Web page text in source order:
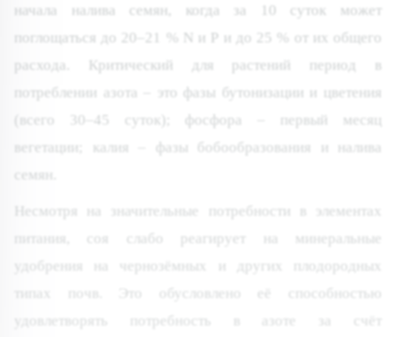
начала налива семян, когда за 10 суток может
поглощаться до 20–21 % N и Р и до 25 % от их общего
расхода. Критический для растений период в
потреблении азота – это фазы бутонизации и цветения
(всего 30–45 суток); фосфора – первый месяц
вегетации; калия – фазы бобообразования и налива
семян.
Несмотря на значительные потребности в элементах
питания, соя слабо реагирует на минеральные
удобрения на чернозёмных и других плодородных
типах почв. Это обусловлено её способностью